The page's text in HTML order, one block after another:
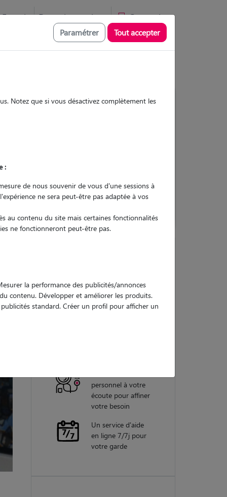
Favoris Devenir pet sitter Connexion
engagement
garanties
personnel à votre
écoute pour affiner
votre besoin
Un service d'aide
en ligne 7/7j pour
votre garde
Paramétrer Tout accepter
Notez que si vous désactivez complètement les
:
de nous souvenir de vous d'une sessions à
ne sera peut-être pas adaptée à vos
au contenu du site mais certaines fonctionnalités
ne fonctionneront peut-être pas.
la performance des publicités/annonces
contenu. Développer et améliorer les produits.
standard. Créer un profil pour afficher un